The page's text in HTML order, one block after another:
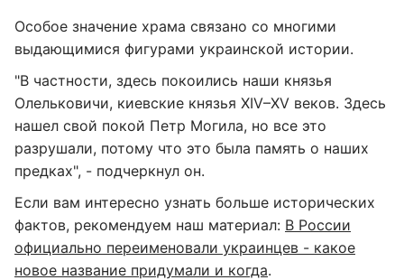
Особое значение храма связано со многими
выдающимися фигурами украинской истории.
"В частности, здесь покоились наши князья
Олельковичи, киевские князья XIV–XV веков. Здесь
нашел свой покой Петр Могила, но все это
разрушали, потому что это была память о наших
предках", - подчеркнул он.
Если вам интересно узнать больше исторических
фактов, рекомендуем наш материал: В России
официально переименовали украинцев - какое
новое название придумали и когда.